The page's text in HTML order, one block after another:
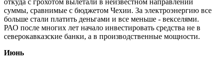
суммы, сравнимые с бюджетом Чехии. За электроэнергию все
больше стали платить деньгами и все меньше - векселями.
РАО после многих лет начало инвестировать средства не в
северокавказские банки, а в производственные мощности.
Июнь